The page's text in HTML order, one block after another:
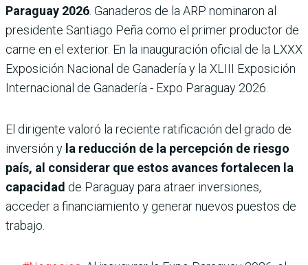
Paraguay 2026 . Ganaderos de la ARP nominaron al
presidente Santiago Peña como el primer productor de
carne en el exterior. En la inauguración oficial de la LXXX
Exposición Nacional de Ganadería y la XLIII Exposición
Internacional de Ganadería - Expo Paraguay 2026.
El dirigente valoró la reciente ratificación del grado de
inversión y la reducción de la percepción de riesgo
país, al considerar que estos avances fortalecen la
capacidad de Paraguay para atraer inversiones,
acceder a financiamiento y generar nuevos puestos de
trabajo.